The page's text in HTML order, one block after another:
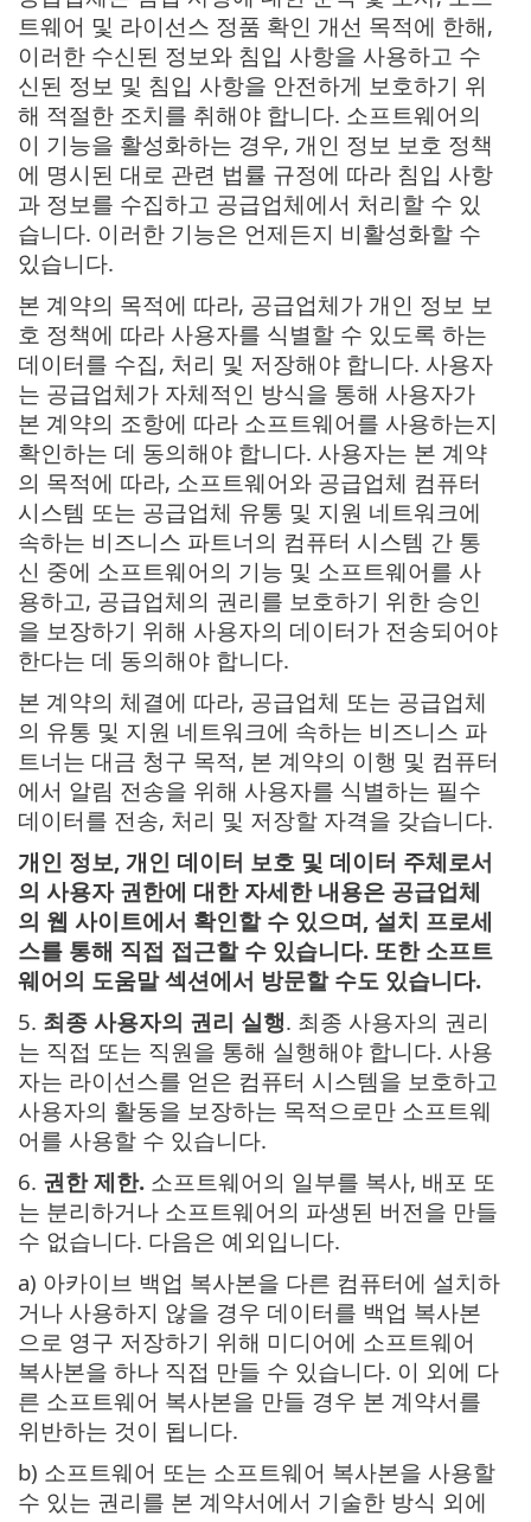
트웨어 및 라이선스 정품 확인 개선 목적에 한해,
이러한 수신된 정보와 침입 사항을 사용하고 수
신된 정보 및 침입 사항을 안전하게 보호하기 위
해 적절한 조치를 취해야 합니다. 소프트웨어의
이 기능을 활성화하는 경우, 개인 정보 보호 정책
에 명시된 대로 관련 법률 규정에 따라 침입 사항
과 정보를 수집하고 공급업체에서 처리할 수 있
습니다. 이러한 기능은 언제든지 비활성화할 수
있습니다.
본 계약의 목적에 따라, 공급업체가 개인 정보 보
호 정책에 따라 사용자를 식별할 수 있도록 하는
데이터를 수집, 처리 및 저장해야 합니다. 사용자
는 공급업체가 자체적인 방식을 통해 사용자가
본 계약의 조항에 따라 소프트웨어를 사용하는지
확인하는 데 동의해야 합니다. 사용자는 본 계약
의 목적에 따라, 소프트웨어와 공급업체 컴퓨터
시스템 또는 공급업체 유통 및 지원 네트워크에
속하는 비즈니스 파트너의 컴퓨터 시스템 간 통
신 중에 소프트웨어의 기능 및 소프트웨어를 사
용하고, 공급업체의 권리를 보호하기 위한 승인
을 보장하기 위해 사용자의 데이터가 전송되어야
한다는 데 동의해야 합니다.
본 계약의 체결에 따라, 공급업체 또는 공급업체
의 유통 및 지원 네트워크에 속하는 비즈니스 파
트너는 대금 청구 목적, 본 계약의 이행 및 컴퓨터
에서 알림 전송을 위해 사용자를 식별하는 필수
데이터를 전송, 처리 및 저장할 자격을 갖습니다.
개인 정보, 개인 데이터 보호 및 데이터 주체로서
의 사용자 권한에 대한 자세한 내용은 공급업체
의 웹 사이트에서 확인할 수 있으며, 설치 프로세
스를 통해 직접 접근할 수 있습니다. 또한 소프트
웨어의 도움말 섹션에서 방문할 수도 있습니다.
5. 최종 사용자의 권리 실행. 최종 사용자의 권리
는 직접 또는 직원을 통해 실행해야 합니다. 사용
자는 라이선스를 얻은 컴퓨터 시스템을 보호하고
사용자의 활동을 보장하는 목적으로만 소프트웨
어를 사용할 수 있습니다.
6. 권한 제한. 소프트웨어의 일부를 복사, 배포 또
는 분리하거나 소프트웨어의 파생된 버전을 만들
수 없습니다. 다음은 예외입니다.
a) 아카이브 백업 복사본을 다른 컴퓨터에 설치하
거나 사용하지 않을 경우 데이터를 백업 복사본
으로 영구 저장하기 위해 미디어에 소프트웨어
복사본을 하나 직접 만들 수 있습니다. 이 외에 다
른 소프트웨어 복사본을 만들 경우 본 계약서를
위반하는 것이 됩니다.
b) 소프트웨어 또는 소프트웨어 복사본을 사용할
수 있는 권리를 본 계약서에서 기술한 방식 외에